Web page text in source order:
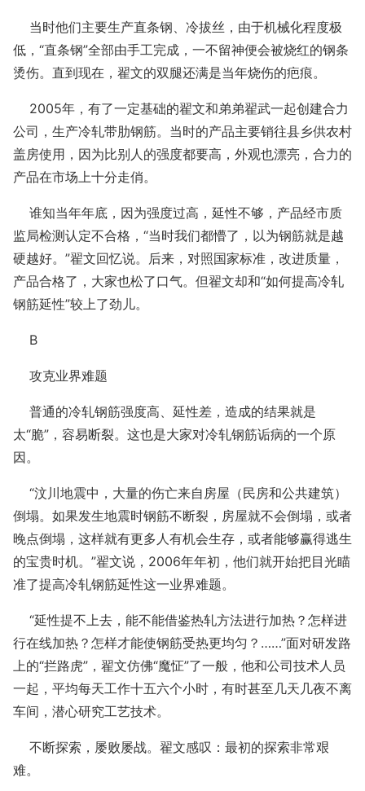
当时他们主要生产直条钢、冷拔丝，由于机械化程度极
低，“直条钢”全部由手工完成，一不留神便会被烧红的钢条
烫伤。直到现在，翟文的双腿还满是当年烧伤的疤痕。
2005年，有了一定基础的翟文和弟弟翟武一起创建合力
公司，生产冷轧带肋钢筋。当时的产品主要销往县乡供农村
盖房使用，因为比别人的强度都要高，外观也漂亮，合力的
产品在市场上十分走俏。
谁知当年年底，因为强度过高，延性不够，产品经市质
监局检测认定不合格，“当时我们都懵了，以为钢筋就是越
硬越好。”翟文回忆说。后来，对照国家标准，改进质量，
产品合格了，大家也松了口气。但翟文却和“如何提高冷轧
钢筋延性”较上了劲儿。
B
攻克业界难题
普通的冷轧钢筋强度高、延性差，造成的结果就是
太“脆”，容易断裂。这也是大家对冷轧钢筋诟病的一个原
因。
“汶川地震中，大量的伤亡来自房屋（民房和公共建筑）
倒塌。如果发生地震时钢筋不断裂，房屋就不会倒塌，或者
晚点倒塌，这样就有更多人有机会生存，或者能够赢得逃生
的宝贵时机。”翟文说，2006年年初，他们就开始把目光瞄
准了提高冷轧钢筋延性这一业界难题。
“延性提不上去，能不能借鉴热轧方法进行加热？怎样进
行在线加热？怎样才能使钢筋受热更均匀？……”面对研发路
上的“拦路虎”，翟文仿佛“魔怔”了一般，他和公司技术人员
一起，平均每天工作十五六个小时，有时甚至几天几夜不离
车间，潜心研究工艺技术。
不断探索，屡败屡战。翟文感叹：最初的探索非常艰
难。